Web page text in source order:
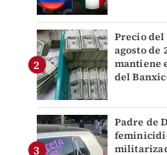
Precio del
agosto de
mantiene
del
Padre de